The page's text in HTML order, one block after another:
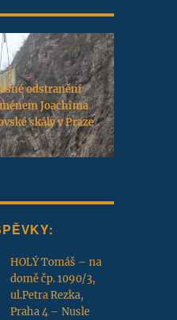
odstranění
Joachima
skály v Praze
HOLÝ Tomáš – na
domě čp. 1090/3,
ul.Petra Rezka,
Praha 4 – Nusle